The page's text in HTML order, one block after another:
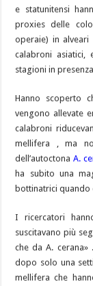
e statunitensi
proxies delle
operaie) in
calabroni
stagioni in
Hanno scoperto
vengono allevate
calabroni
mellifera , ma
dell’autoctonaA.
ha subito una
bottinatrici quando
I ricercatori
suscitavano più
che da A.
dopo solo una
mellifera che